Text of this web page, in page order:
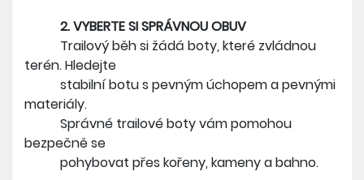
2. VYBERTE SI SPRÁVNOU OBUV
Trailový běh si žádá boty, které zvládnou
terén. Hledejte
stabilní botu s pevným úchopem a pevnými
materiály.
Správné trailové boty vám pomohou
bezpečně se
pohybovat přes kořeny, kameny a bahno.